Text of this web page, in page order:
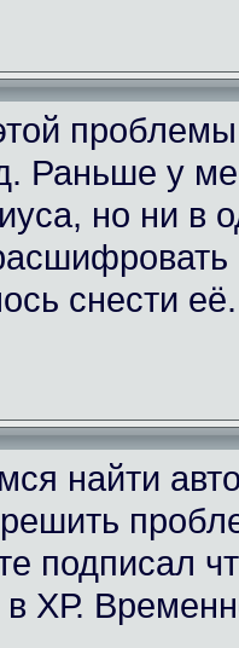
Раньше у
но ни в
снести её.
найти
решить
подписал
в ХР.